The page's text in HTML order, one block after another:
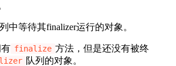
中等待其finalizer运行的对象。
finalize 方法，但是还没有被终
队列的对象。